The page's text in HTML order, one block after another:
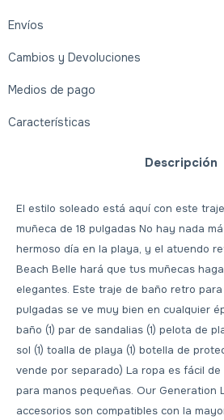
Envíos
Cambios y Devoluciones
Medios de pago
Características
Descripción
El estilo soleado está aquí con este
muñeca de 18 pulgadas No hay nada
hermoso día en la playa, y el atuendo
Beach Belle hará que tus muñecas
elegantes. Este traje de baño retro para
pulgadas se ve muy bien en cualquier
baño (1) par de sandalias (1) pelota de
sol (1) toalla de playa (1) botella de
vende por separado) La ropa es fácil
para manos pequeñas. Our Generation
accesorios son compatibles con la